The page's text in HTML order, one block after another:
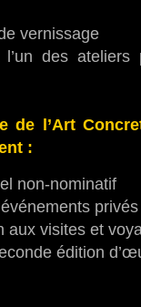
vernissage
des ateliers
de l’Art
:
non-nominatif
privés
aux visites et
édition